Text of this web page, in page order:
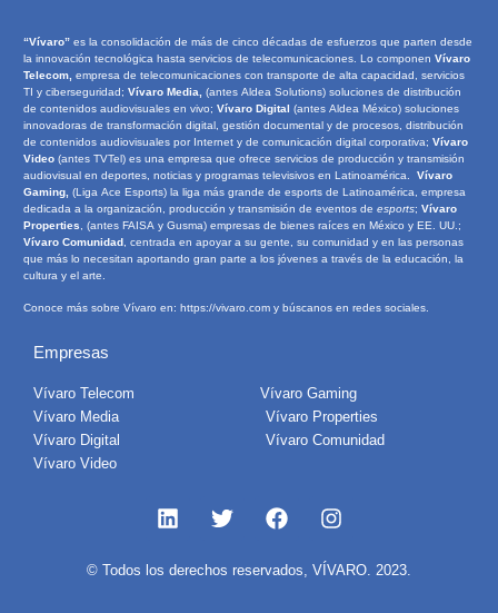
“Vívaro” es la consolidación de más de cinco décadas de esfuerzos que parten desde
la innovación tecnológica hasta servicios de telecomunicaciones. Lo componen Vívaro
Telecom, empresa de telecomunicaciones con transporte de alta capacidad, servicios
TI y ciberseguridad; Vívaro Media, (antes Aldea Solutions) soluciones de distribución
de contenidos audiovisuales en vivo; Vívaro Digital (antes Aldea México) soluciones
innovadoras de transformación digital, gestión documental y de procesos, distribución
de contenidos audiovisuales por Internet y de comunicación digital corporativa; Vívaro
Video (antes TVTel) es una empresa que ofrece servicios de producción y transmisión
audiovisual en deportes, noticias y programas televisivos en Latinoamérica. Vívaro
Gaming, (Liga Ace Esports) la liga más grande de esports de Latinoamérica, empresa
dedicada a la organización, producción y transmisión de eventos de esports; Vívaro
Properties , (antes FAISA y Gusma) empresas de bienes raíces en México y EE. UU.;
Vívaro Comunidad , centrada en apoyar a su gente, su comunidad y en las personas
que más lo necesitan aportando gran parte a los jóvenes a través de la educación, la
cultura y el arte.
Conoce más sobre Vívaro en: https://vivaro.com y búscanos en redes sociales.
Empresas
Vívaro Telecom
Vívaro Media
Vívaro Digital
Vívaro Video
Vívaro Gaming
Vívaro Properties
Vívaro Comunidad
© Todos los derechos reservados, VÍVARO. 2023.